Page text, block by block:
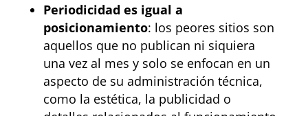
Periodicidad es igual a
posicionamiento: los peores sitios son
aquellos que no publican ni siquiera
una vez al mes y solo se enfocan en un
aspecto de su administración técnica,
como la estética, la publicidad o